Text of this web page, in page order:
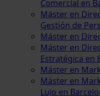
Comercial en
Máster en
Gestión de
Máster en
Máster en
Estratégica en
Máster en
Máster en
Lujo en